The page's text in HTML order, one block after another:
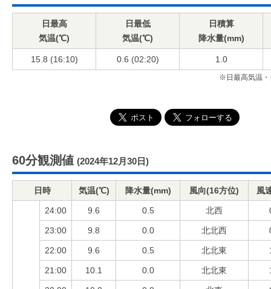
日最高
気温(℃)
日最低
気温(℃)
日積算
降水量(mm)
15.8 (16:10) 0.6 (02:20) 1.0
※日最高気温・
60分観測値 (2024年12月30日)
日時 気温(℃) 降水量(mm) 風向(16方位) 風
24:00 9.6 0.5 北西
23:00 9.8 0.0 北北西
22:00 9.6 0.5 北北東
21:00 10.1 0.0 北北東